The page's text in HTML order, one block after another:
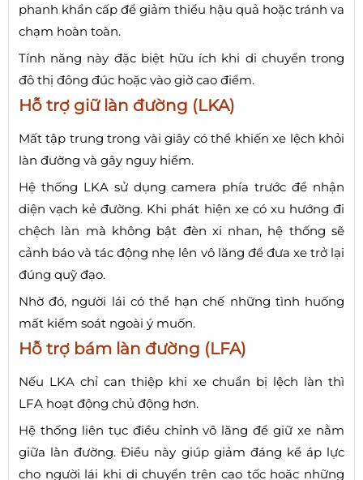
phanh khẩn cấp để giảm thiểu hậu quả hoặc tránh va
chạm hoàn toàn.
Tính năng này đặc biệt hữu ích khi di chuyển trong
đô thị đông đúc hoặc vào giờ cao điểm.
Hỗ trợ giữ làn đường (LKA)
Mất tập trung trong vài giây có thể khiến xe lệch khỏi
làn đường và gây nguy hiểm.
Hệ thống LKA sử dụng camera phía trước để nhận
diện vạch kẻ đường. Khi phát hiện xe có xu hướng đi
chệch làn mà không bật đèn xi nhan, hệ thống sẽ
cảnh báo và tác động nhẹ lên vô lăng để đưa xe trở lại
đúng quỹ đạo.
Nhờ đó, người lái có thể hạn chế những tình huống
mất kiểm soát ngoài ý muốn.
Hỗ trợ bám làn đường (LFA)
Nếu LKA chỉ can thiệp khi xe chuẩn bị lệch làn thì
LFA hoạt động chủ động hơn.
Hệ thống liên tục điều chỉnh vô lăng để giữ xe nằm
giữa làn đường. Điều này giúp giảm đáng kể áp lực
cho người lái khi di chuyển trên cao tốc hoặc những